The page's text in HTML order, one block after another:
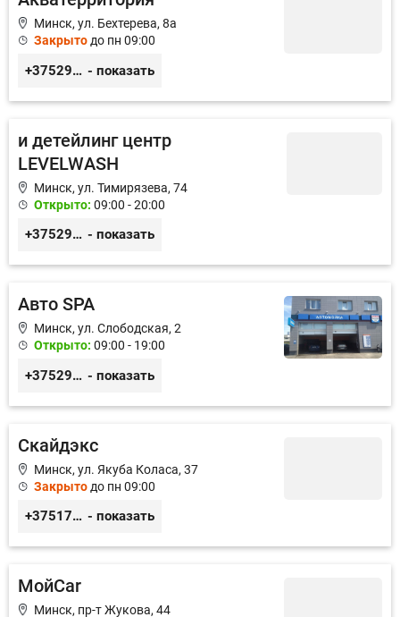
Минск, ул. Бехтерева, 8а
Закрыто до пн 09:00
+375293030066 - показать
и детейлинг центр
LEVELWASH
Минск, ул. Тимирязева, 74
Открыто: 09:00 - 20:00
+375291588000 - показать
Авто SPA
Минск, ул. Слободская, 2
Открыто: 09:00 - 19:00
+375291022626 - показать
Скайдэкс
Минск, ул. Якуба Коласа, 37
Закрыто до пн 09:00
+375172927555 - показать
МойCar
Минск, пр-т Жукова, 44